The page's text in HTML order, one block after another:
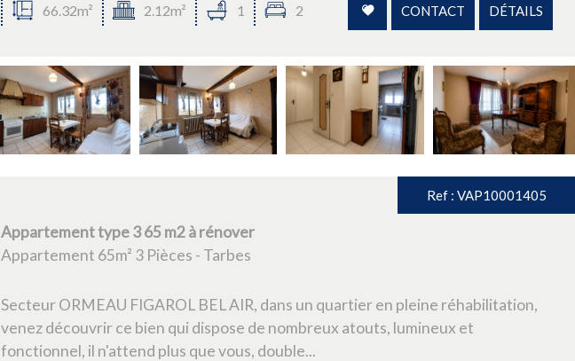
66.32m² 2.12m² 1 2 CONTACT DÉTAILS
Ref : VAP10001405
Appartement type 3 65 m2 à rénover
Appartement 65m² 3 Pièces - Tarbes
Secteur ORMEAU FIGAROL BEL AIR, dans un quartier en pleine réhabilitation,
venez découvrir ce bien qui dispose de nombreux atouts, lumineux et
fonctionnel, il n'attend plus que vous, double...